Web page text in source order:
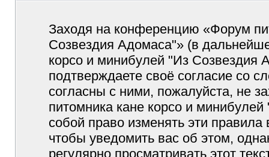
Заходя на конференцию «Форум
Созвездия Адомаса"» (в
корсо и минибулей "Из Созвездия
подтверждаете своё согласие со
согласны с ними, пожалуйста, не
питомника кане корсо и
собой право изменять эти
чтобы уведомить вас об этом,
регулярно просматривать этот